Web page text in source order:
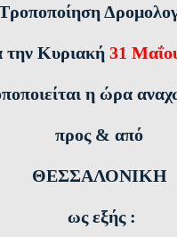
την Κυριακή 31
η ώρα
προς & από
ΘΕΣΣΑΛΟΝΙΚΗ
ως εξής :